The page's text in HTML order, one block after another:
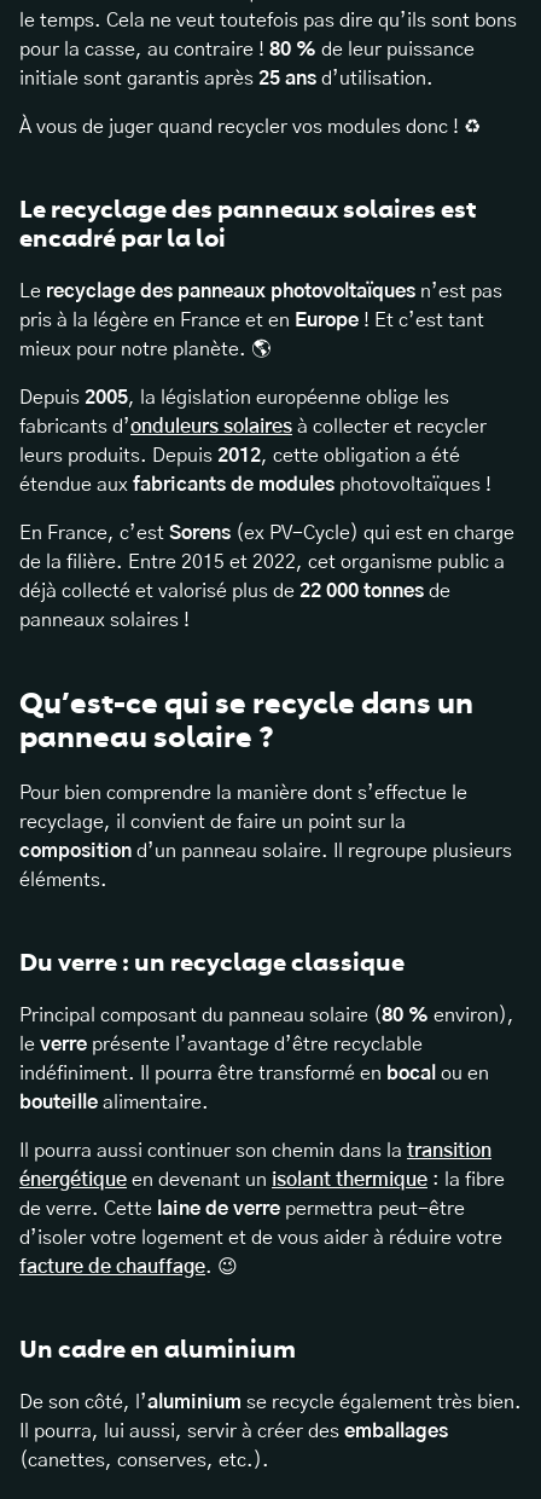
le temps. Cela ne veut toutefois pas dire qu’ils sont bons
pour la casse, au contraire ! 80 % de leur puissance
initiale sont garantis après 25 ans d’utilisation.
À vous de juger quand recycler vos modules donc ! ♻️
Le recyclage des panneaux solaires est
encadré par la loi
Le recyclage des panneaux photovoltaïques n’est pas
pris à la légère en France et en Europe ! Et c’est tant
mieux pour notre planète. 🌎
Depuis 2005, la législation européenne oblige les
fabricants d’onduleurs solaires à collecter et recycler
leurs produits. Depuis 2012, cette obligation a été
étendue aux fabricants de modules photovoltaïques !
En France, c’est Sorens (ex PV-Cycle) qui est en charge
de la filière. Entre 2015 et 2022, cet organisme public a
déjà collecté et valorisé plus de 22 000 tonnes de
panneaux solaires !
Qu’est-ce qui se recycle dans un
panneau solaire ?
Pour bien comprendre la manière dont s’effectue le
recyclage, il convient de faire un point sur la
composition d’un panneau solaire. Il regroupe plusieurs
éléments.
Du verre : un recyclage classique
Principal composant du panneau solaire (80 % environ),
le verre présente l’avantage d’être recyclable
indéfiniment. Il pourra être transformé en bocal ou en
bouteille alimentaire.
Il pourra aussi continuer son chemin dans la transition
énergétique en devenant un isolant thermique : la fibre
de verre. Cette laine de verre permettra peut-être
d’isoler votre logement et de vous aider à réduire votre
facture de chauffage. 😉
Un cadre en aluminium
De son côté, l’aluminium se recycle également très bien.
Il pourra, lui aussi, servir à créer des emballages
(canettes, conserves, etc.).